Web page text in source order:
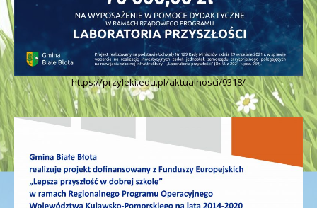
https://przyleki.edu.pl/aktualnosci/9318/